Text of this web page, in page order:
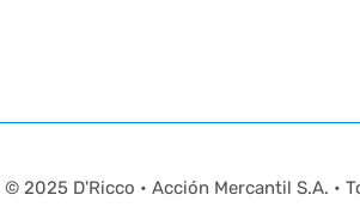
© 2025 D'Ricco • Acción Mercantil S.A. •